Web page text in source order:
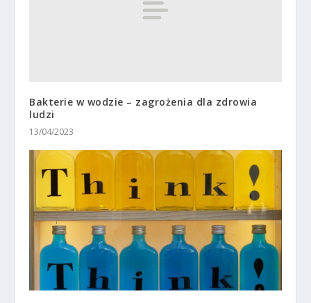
Bakterie w wodzie – zagrożenia dla zdrowia
ludzi
13/04/2023